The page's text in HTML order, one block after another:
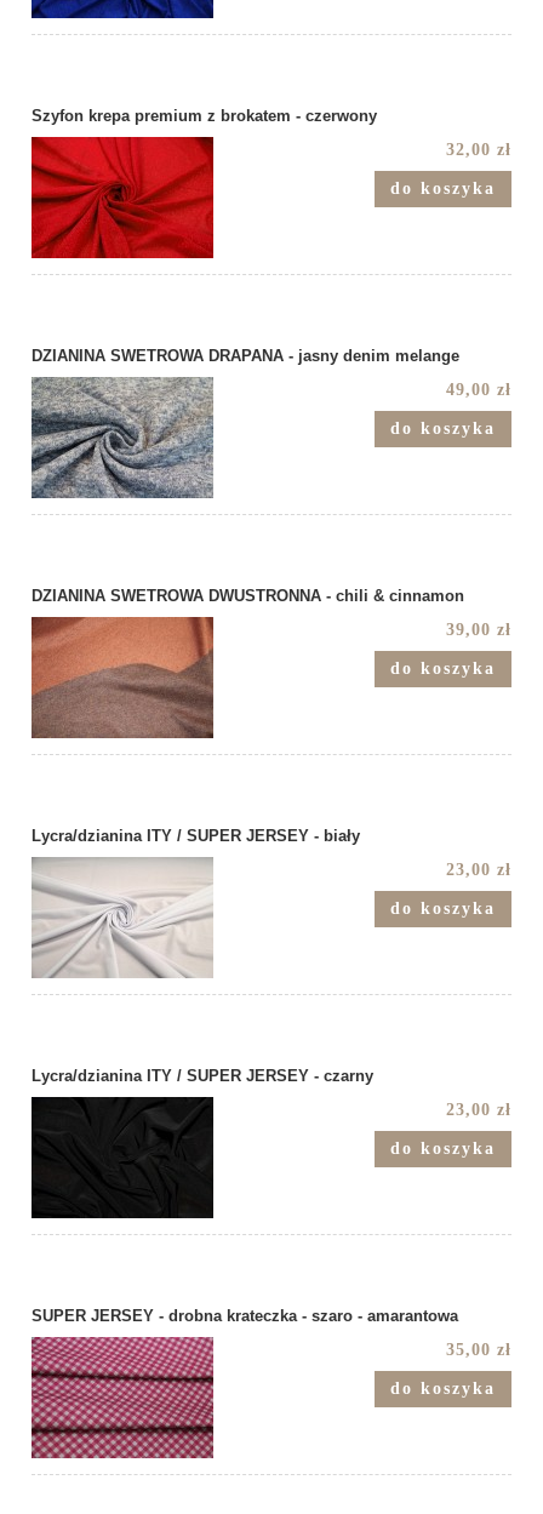
Szyfon krepa premium z brokatem - czerwony
32,00 zł
do koszyka
DZIANINA SWETROWA DRAPANA - jasny denim melange
49,00 zł
do koszyka
DZIANINA SWETROWA DWUSTRONNA - chili & cinnamon
39,00 zł
do koszyka
Lycra/dzianina ITY / SUPER JERSEY - biały
23,00 zł
do koszyka
Lycra/dzianina ITY / SUPER JERSEY - czarny
23,00 zł
do koszyka
SUPER JERSEY - drobna krateczka - szaro - amarantowa
35,00 zł
do koszyka